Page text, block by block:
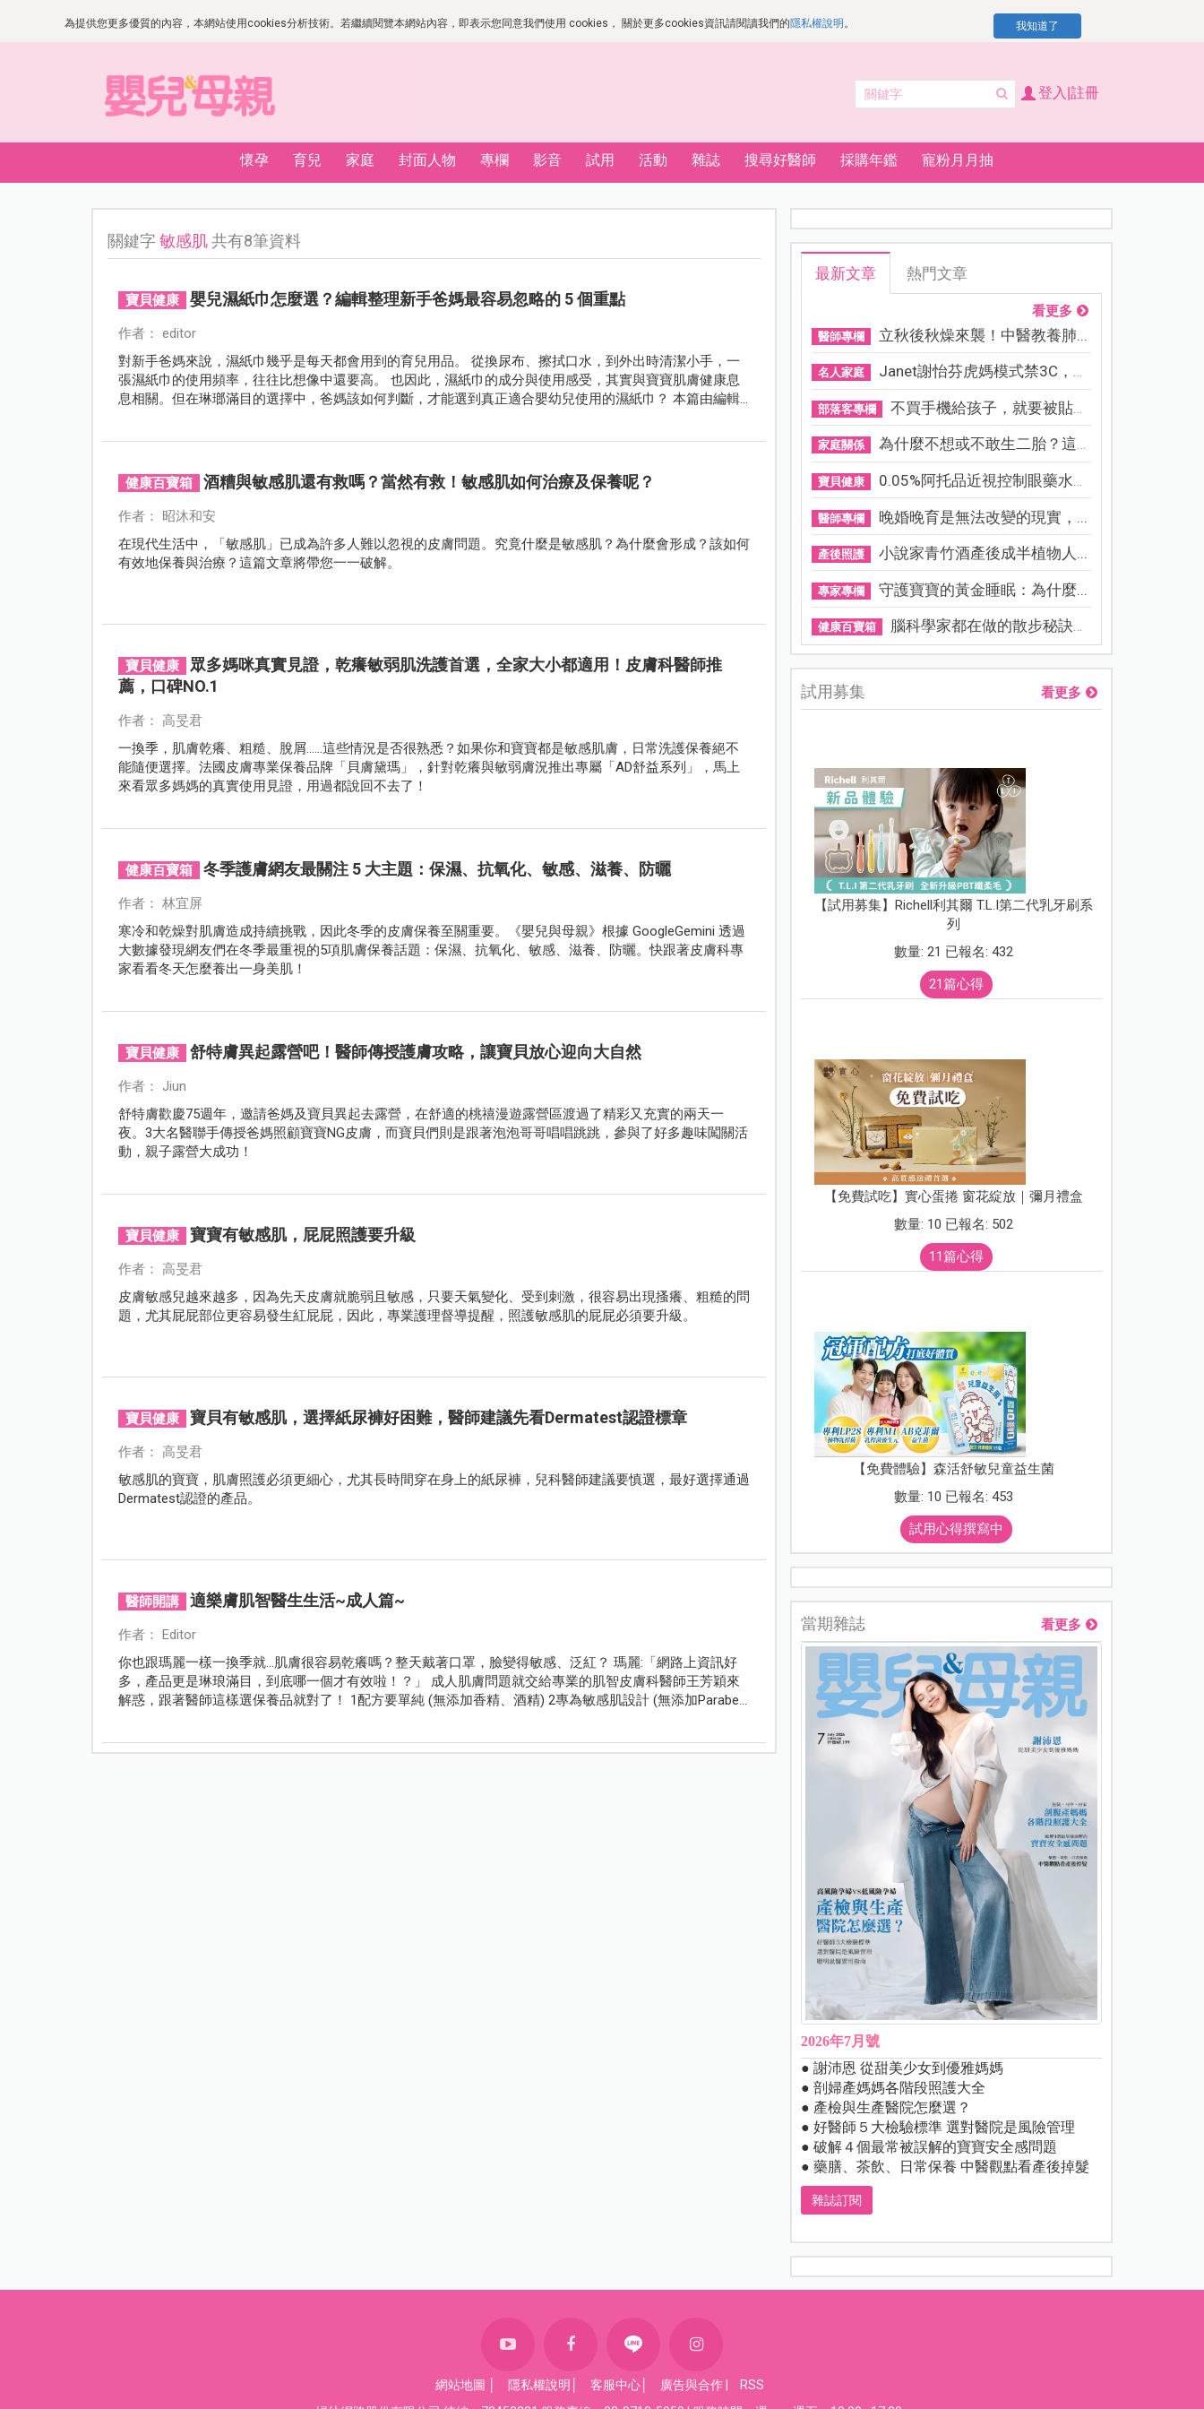
為提供您更多優質的內容，本網站使用cookies分析技術。若繼續閱覽本網站內容，即表示您同意我們使用 cookies， 關於更多cookies資訊請閱讀我們的隱私權說明 。 我知道了
登入|註冊
懷孕 育兒 家庭 封面人物 專欄 影音 試用 活動 雜誌 搜尋好醫師 採購年鑑 寵粉月月抽
關鍵字敏感肌共有8筆資料
寶貝健康 嬰兒濕紙巾怎麼選？編輯整理新手爸媽最容易忽略的 5 個重點
作者： editor
對新手爸媽來說，濕紙巾幾乎是每天都會用到的育兒用品。 從換尿布、擦拭口水，到外出時清潔小手，一
張濕紙巾的使用頻率，往往比想像中還要高。 也因此，濕紙巾的成分與使用感受，其實與寶寶肌膚健康息
息相關。但在琳瑯滿目的選擇中，爸媽該如何判斷，才能選到真正適合嬰幼兒使用的濕紙巾？ 本篇由編輯
健康百寶箱 酒糟與敏感肌還有救嗎？當然有救！敏感肌如何治療及保養呢？
作者： 昭沐和安
在現代生活中，「敏感肌」已成為許多人難以忽視的皮膚問題。究竟什麼是敏感肌？為什麼會形成？該如何
有效地保養與治療？這篇文章將帶您一一破解。
寶貝健康
眾多媽咪真實見證，乾癢敏弱肌洗護首選，全家大小都適用！皮膚科醫師推
薦，口碑NO.1
作者： 高旻君
一換季，肌膚乾癢、粗糙、脫屑……這些情況是否很熟悉？如果你和寶寶都是敏感肌膚，日常洗護保養絕不
能隨便選擇。法國皮膚專業保養品牌「貝膚黛瑪」，針對乾癢與敏弱膚況推出專屬「AD舒益系列」，馬上
來看眾多媽媽的真實使用見證，用過都說回不去了！
健康百寶箱 冬季護膚網友最關注 5 大主題：保濕、抗氧化、敏感、滋養、防曬
作者： 林宜屏
寒冷和乾燥對肌膚造成持續挑戰，因此冬季的皮膚保養至關重要。《嬰兒與母親》根據 GoogleGemini 透過
大數據發現網友們在冬季最重視的5項肌膚保養話題：保濕、抗氧化、敏感、滋養、防曬。快跟著皮膚科專
家看看冬天怎麼養出一身美肌！
寶貝健康 舒特膚異起露營吧！醫師傳授護膚攻略，讓寶貝放心迎向大自然
作者： Jiun
舒特膚歡慶75週年，邀請爸媽及寶貝異起去露營，在舒適的桃禧漫遊露營區渡過了精彩又充實的兩天一
夜。3大名醫聯手傳授爸媽照顧寶寶NG皮膚，而寶貝們則是跟著泡泡哥哥唱唱跳跳，參與了好多趣味闖關活
動，親子露營大成功！
寶貝健康 寶寶有敏感肌，屁屁照護要升級
作者： 高旻君
皮膚敏感兒越來越多，因為先天皮膚就脆弱且敏感，只要天氣變化、受到刺激，很容易出現搔癢、粗糙的問
題，尤其屁屁部位更容易發生紅屁屁，因此，專業護理督導提醒，照護敏感肌的屁屁必須要升級。
寶貝健康 寶貝有敏感肌，選擇紙尿褲好困難，醫師建議先看Dermatest認證標章
作者： 高旻君
敏感肌的寶寶，肌膚照護必須更細心，尤其長時間穿在身上的紙尿褲，兒科醫師建議要慎選，最好選擇通過
Dermatest認證的產品。
醫師開講 適樂膚肌智醫生生活~成人篇~
作者： Editor
你也跟瑪麗一樣一換季就…肌膚很容易乾癢嗎？整天戴著口罩，臉變得敏感、泛紅？ 瑪麗:「網路上資訊好
多，產品更是琳琅滿目，到底哪一個才有效啦！？」 成人肌膚問題就交給專業的肌智皮膚科醫師王芳穎來
解惑，跟著醫師這樣選保養品就對了！ 1配方要單純 (無添加香精、酒精) 2專為敏感肌設計 (無添加Paraben
最新文章 熱門文章
看更多
醫師專欄 立秋後秋燥來襲！中醫教養肺...
名人家庭 Janet謝怡芬虎媽模式禁3C，看...
部落客專欄 不買手機給孩子，就要被貼「...
家庭關係 為什麼不想或不敢生二胎？這8...
寶貝健康 0.05%阿托品近視控制眼藥水納...
醫師專欄 晚婚晚育是無法改變的現實，...
產後照護 小說家青竹酒產後成半植物人...
專家專欄 守護寶寶的黃金睡眠：為什麼...
健康百寶箱 腦科學家都在做的散步秘訣！...
試用募集 看更多
【試用募集】Richell利其爾 T.L.I第二代乳牙刷系
列
數量: 21 已報名: 432
21篇心得
【免費試吃】實心蛋捲 窗花綻放｜彌月禮盒
數量: 10 已報名: 502
11篇心得
【免費體驗】森活舒敏兒童益生菌
數量: 10 已報名: 453
試用心得撰寫中
當期雜誌 看更多
2026年7月號
● 謝沛恩 從甜美少女到優雅媽媽
● 剖婦產媽媽各階段照護大全
● 產檢與生產醫院怎麼選？
● 好醫師５大檢驗標準 選對醫院是風險管理
● 破解４個最常被誤解的寶寶安全感問題
● 藥膳、茶飲、日常保養 中醫觀點看產後掉髮
雜誌訂閱
網站地圖 隱私權說明 客服中心 廣告與合作
RSS